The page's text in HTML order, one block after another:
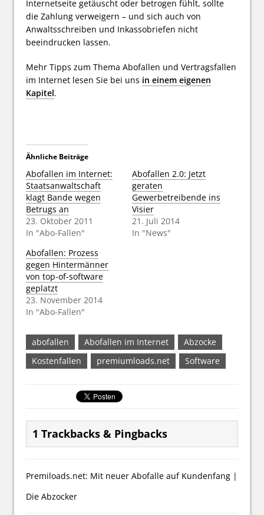
Internetseite getäuscht oder betrogen fühlt, sollte
die Zahlung verweigern – und sich auch von
Anwaltsschreiben und Inkassobriefen nicht
beeindrucken lassen.
Mehr Tipps zum Thema Abofallen und Vertragsfallen
im Internet lesen Sie bei uns in einem eigenen
Kapitel.
Ähnliche Beiträge
Abofallen im Internet:
Staatsanwaltschaft
klagt Bande wegen
Betrugs an
23. Oktober 2011
In "Abo-Fallen"
Abofallen 2.0: Jetzt
geraten
Gewerbetreibende ins
Visier
21. Juli 2014
In "News"
Abofallen: Prozess
gegen Hintermänner
von top-of-software
geplatzt
23. November 2014
In "Abo-Fallen"
abofallen Abofallen im Internet
Abzocke
Kostenfallen
premiumloads.net Software
1 Trackbacks & Pingbacks
Premiloads.net: Mit neuer Abofalle auf Kundenfang |
Die Abzocker